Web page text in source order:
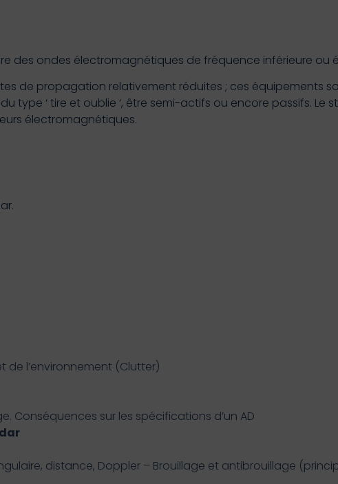
ondes électromagnétiques de fréquence inférieure ou
de propagation relativement réduites ; ces équipements
type ‘ tire et oublie ‘, être semi-actifs ou encore passifs. Le
électromagnétiques.
l’environnement (Clutter)
Conséquences sur les spécifications d’un AD
distance, Doppler – Brouillage et antibrouillage